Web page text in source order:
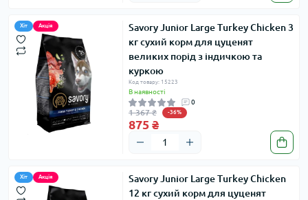
Хіт Акція
Savory Junior Large Turkey Chicken 3
кг сухий корм для цуценят
великих порід з індичкою та
куркою
Код товару: 15223
В наявності
0
1 367 ₴ -36%
875 ₴
Хіт Акція
Savory Junior Large Turkey Chicken
12 кг сухий корм для цуценят